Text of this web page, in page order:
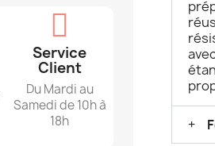
Service
Client
Du Mardi au
Samedi de 10h à
18h